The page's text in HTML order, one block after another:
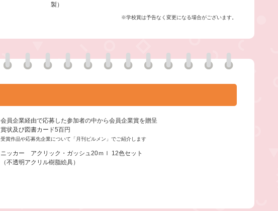
製）
※学校賞は予告なく変更になる場合がございます。
会員企業経由で応募した参加者の中から会員企業賞を贈呈
賞状及び図書カード5百円
受賞作品や応募先企業について「月刊ビルメン」でご紹介します
ニッカー アクリック・ガッシュ20ｍｌ 12色セット
（不透明アクリル樹脂絵具）